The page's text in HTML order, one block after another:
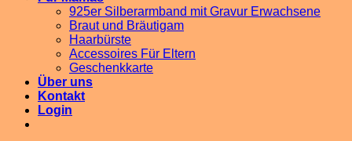
925er Silberarmband mit Gravur Erwachsene
Braut und Bräutigam
Haarbürste
Accessoires Für Eltern
Geschenkkarte
Über uns
Kontakt
Login